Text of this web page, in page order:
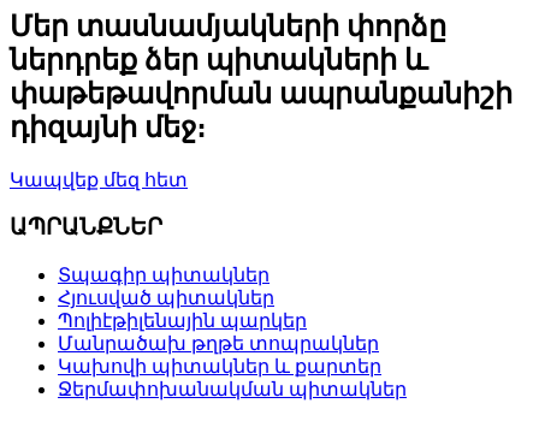
Մեր տասնամյակների փորձը
ներդրեք ձեր պիտակների և
փաթեթավորման ապրանքանիշի
դիզայնի մեջ։
Կապվեք մեզ հետ
ԱՊՐԱՆՔՆԵՐ
Տպագիր պիտակներ
Հյուսված պիտակներ
Պոլիէթիլենային պարկեր
Մանրածախ թղթե տոպրակներ
Կախովի պիտակներ և քարտեր
Ջերմափոխանակման պիտակներ